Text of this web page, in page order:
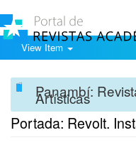
View Item
Panambí:
Artísticas
Portada: Revolt.